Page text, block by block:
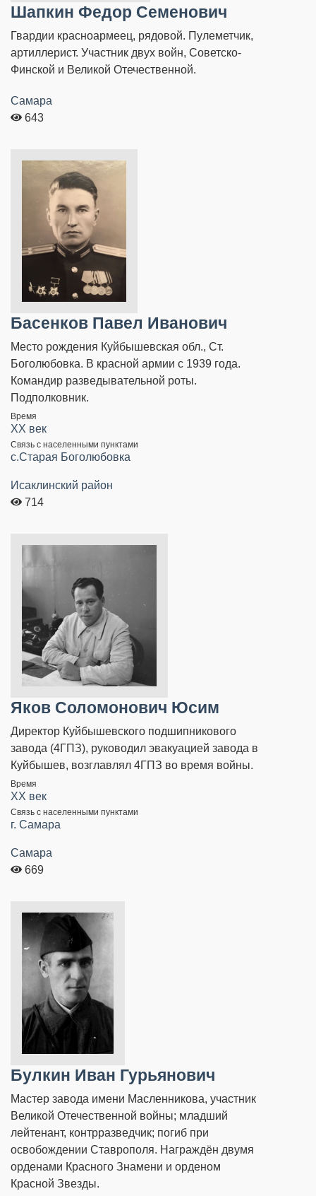
Шапкин Федор Семенович
Гвардии красноармеец, рядовой. Пулеметчик,
артиллерист. Участник двух войн, Советско-
Финской и Великой Отечественной.
Самара
643
Басенков Павел Иванович
Место рождения Куйбышевская обл., Ст.
Боголюбовка. В красной армии с 1939 года.
Командир разведывательной роты.
Подполковник.
Время
XX век
Связь с населенными пунктами
c.Старая Боголюбовка
Исаклинский район
714
Яков Соломонович Юсим
Директор Куйбышевского подшипникового
завода (4ГПЗ), руководил эвакуацией завода в
Куйбышев, возглавлял 4ГПЗ во время войны.
Время
XX век
Связь с населенными пунктами
г. Самара
Самара
669
Булкин Иван Гурьянович
Мастер завода имени Масленникова, участник
Великой Отечественной войны; младший
лейтенант, контрразведчик; погиб при
освобождении Ставрополя. Награждён двумя
орденами Красного Знамени и орденом
Красной Звезды.